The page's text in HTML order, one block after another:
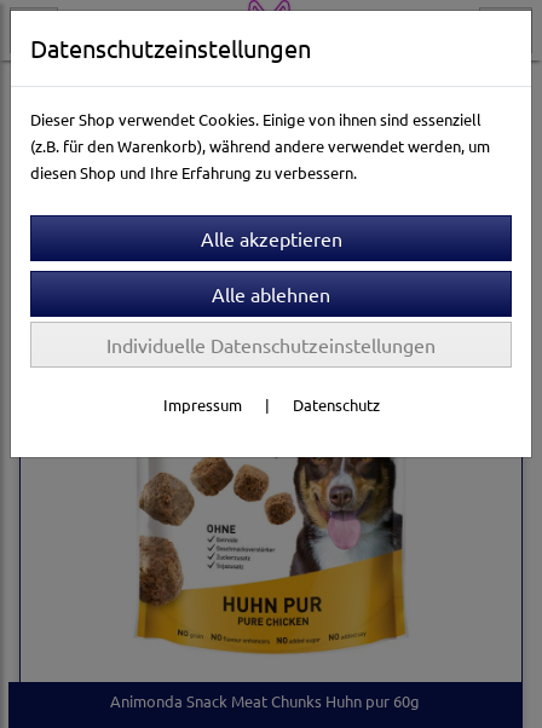
Hundewelt Hundesnacks Animonda
Sortierung wählen
Animonda Snack Meat Chunks Huhn pur 60g
Datenschutzeinstellungen
Dieser Shop verwendet Cookies. Einige von ihnen sind essenziell
(z.B. für den Warenkorb), während andere verwendet werden, um
diesen Shop und Ihre Erfahrung zu verbessern.
Individuelle Datenschutzeinstellungen
Impressum | Datenschutz